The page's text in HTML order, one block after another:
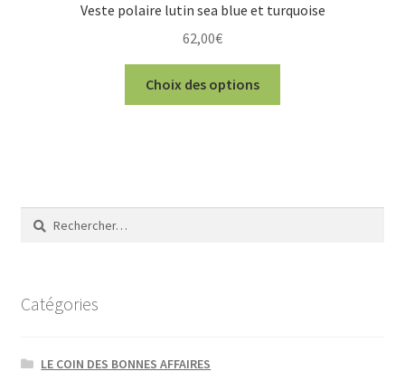
Veste polaire lutin sea blue et turquoise
62,00€
Choix des options
options
Rechercher :
Catégories
LE COIN DES BONNES AFFAIRES